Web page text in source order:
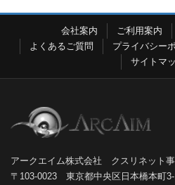
会社案内 ご利用案内
よくあるご質問
プライバシー
サイトマ
アークエイム株式会社 クスリネット
〒103-0023 東京都中央区日本橋本町